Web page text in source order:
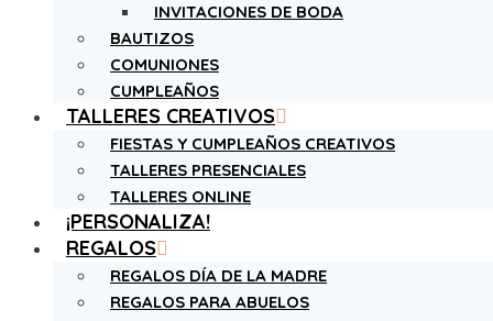
INVITACIONES DE BODA
BAUTIZOS
COMUNIONES
CUMPLEAÑOS
TALLERES CREATIVOS
FIESTAS Y CUMPLEAÑOS CREATIVOS
TALLERES PRESENCIALES
TALLERES ONLINE
¡PERSONALIZA!
REGALOS
REGALOS DÍA DE LA MADRE
REGALOS PARA ABUELOS